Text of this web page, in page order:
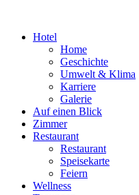
Hotel
Home
Geschichte
Umwelt & Klima
Karriere
Galerie
Auf einen Blick
Zimmer
Restaurant
Restaurant
Speisekarte
Feiern
Wellness